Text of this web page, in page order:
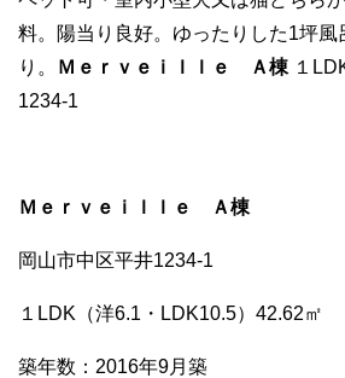
c
e
b
k
tt
er
e ail C
h
m
bl
料。陽当り良好。ゆったりした1坪風
り。
Ｍｅｒｖｅｉｌｌｅ Ａ棟 １
1234-1
Ｍｅｒｖｅｉｌｌｅ Ａ棟
岡山市中区平井1234-1
１LDK（洋6.1・LDK10.5）42.62㎡
築年数：2016年9月築